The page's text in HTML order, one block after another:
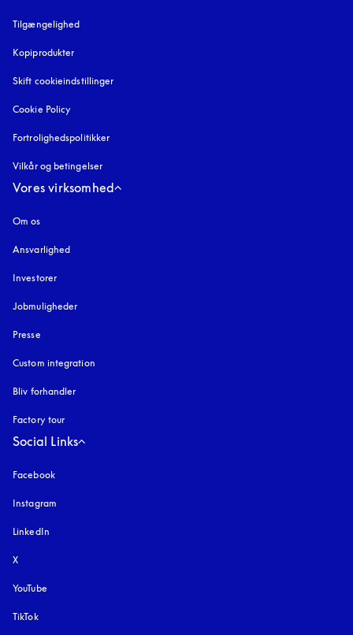
Tilgængelighed
Kopiprodukter
Skift cookieindstillinger
Cookie Policy
Fortrolighedspolitikker
Vilkår og betingelser
Vores virksomhed
Om os
Ansvarlighed
Investorer
Jobmuligheder
Presse
Custom integration
Bliv forhandler
Factory tour
Social Links
Facebook
Instagram
LinkedIn
X
YouTube
TikTok